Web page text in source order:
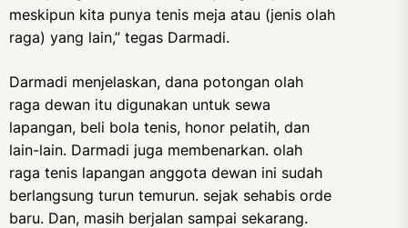
meskipun kita punya tenis meja atau (jenis olah
raga) yang lain,” tegas Darmadi.
Darmadi menjelaskan, dana potongan olah
raga dewan itu digunakan untuk sewa
lapangan, beli bola tenis, honor pelatih, dan
lain-lain. Darmadi juga membenarkan. olah
raga tenis lapangan anggota dewan ini sudah
berlangsung turun temurun. sejak sehabis orde
baru. Dan, masih berjalan sampai sekarang.